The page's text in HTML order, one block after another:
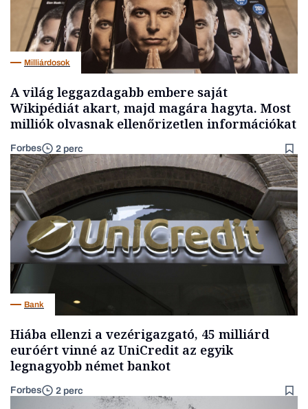
Milliárdosok
A világ leggazdagabb embere saját
Wikipédiát akart, majd magára hagyta. Most
milliók olvasnak ellenőrizetlen információkat
Forbes 2 perc
Bank
Hiába ellenzi a vezérigazgató, 45 milliárd
euróért vinné az UniCredit az egyik
legnagyobb német bankot
Forbes 2 perc